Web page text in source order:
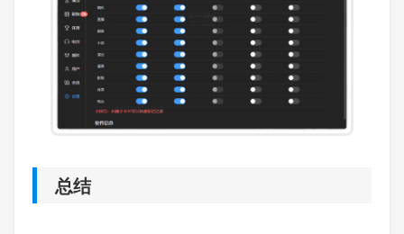
总结